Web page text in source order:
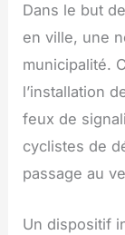
Dans le but
en ville, une
municipalité.
l’installation
feux de
cyclistes de
passage au
Un dispositif